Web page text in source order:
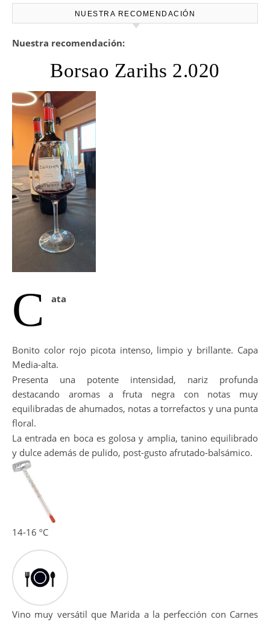
NUESTRA RECOMENDACIÓN
Nuestra recomendación:
Borsao Zarihs 2.020
C ata
Bonito color rojo picota intenso, limpio y brillante. Capa
Media-alta.
Presenta una potente intensidad, nariz profunda
destacando aromas a fruta negra con notas muy
equilibradas de ahumados, notas a torrefactos y una punta
floral.
La entrada en boca es golosa y amplia, tanino equilibrado
y dulce además de pulido, post-gusto afrutado-balsámico.
14-16 ºC